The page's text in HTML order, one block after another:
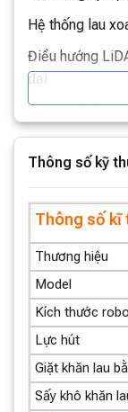
Hệ thống lau
Điều hướng
đại
Làm sạch
giọng nói thông
Nhận diện thú
Kết nối và điều
Roborock
Công nghệ
cạnh
Công nghệ
nhà Roborock
sạch toàn
ngách trong
Thông số kỹ
Thông số kĩ
Thương hiệu
Model
Kích thước
Lực hút
Giặt khăn lau
Sấy khô khăn